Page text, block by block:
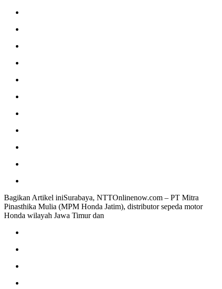
Bagikan Artikel iniSurabaya, NTTOnlinenow.com – PT Mitra
Pinasthika Mulia (MPM Honda Jatim), distributor sepeda motor
Honda wilayah Jawa Timur dan